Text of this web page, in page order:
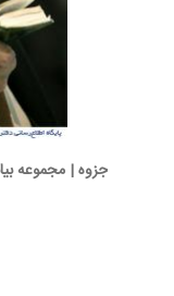
جزوه | مجموعه